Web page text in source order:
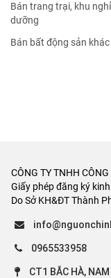
Bán trang trại, khu nghỉ
dưỡng
Bán bất động sản khác
CÔNG TY TNHH
Giấy phép đăng ký
Do Sở KH&ĐT Thành
0965533958
CT1 BẮC HÀ,